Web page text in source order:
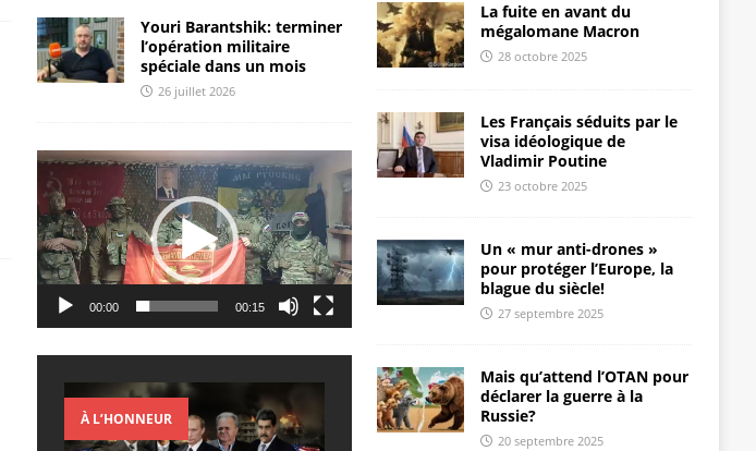
Youri Barantshik: terminer
l’opération militaire
spéciale dans un mois
26 juillet 2026
Lecteur
vidéo
00:00 00:15
À L’HONNEUR
La fuite en avant du
mégalomane Macron
28 octobre 2025
Les Français séduits par le
visa idéologique de
Vladimir Poutine
23 octobre 2025
Un « mur anti-drones »
pour protéger l’Europe, la
blague du siècle!
27 septembre 2025
Mais qu’attend l’OTAN pour
déclarer la guerre à la
Russie?
20 septembre 2025